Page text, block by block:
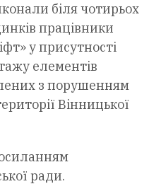
біля чотирьох
працівники
у присутності
елементів
з порушенням
Вінницької
ради.